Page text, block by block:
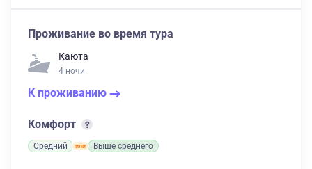
Проживание во время тура
Каюта
4 ночи
К проживанию
Комфорт
Средний Выше среднего